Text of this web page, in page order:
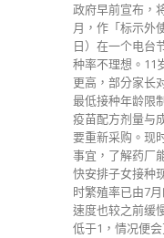
政府早前宣布，
月，作「标示外
日）在一个电台
种率不理想。11
更高，部分家长
最低接种年龄限
疫苗配方剂量与
要重新采购。现
事宜，了解药厂
快安排子女接种
时繁殖率已由7
速度也较之前缓
低于1，情况便会